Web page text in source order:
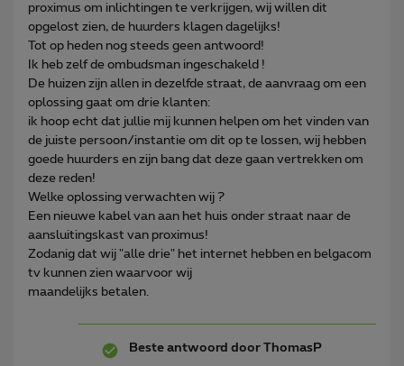
proximus om inlichtingen te verkrijgen, wij willen dit
opgelost zien, de huurders klagen dagelijks!
Tot op heden nog steeds geen antwoord!
Ik heb zelf de ombudsman ingeschakeld !
De huizen zijn allen in dezelfde straat, de aanvraag om een
oplossing gaat om drie klanten:
ik hoop echt dat jullie mij kunnen helpen om het vinden van
de juiste persoon/instantie om dit op te lossen, wij hebben
goede huurders en zijn bang dat deze gaan vertrekken om
deze reden!
Welke oplossing verwachten wij ?
Een nieuwe kabel van aan het huis onder straat naar de
aansluitingskast van proximus!
Zodanig dat wij "alle drie" het internet hebben en belgacom
tv kunnen zien waarvoor wij
maandelijks betalen.
Beste antwoord door ThomasP